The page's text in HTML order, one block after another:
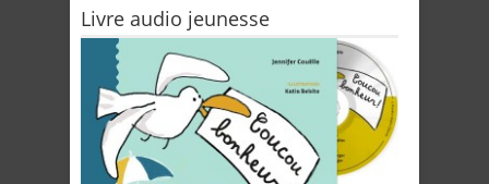
Livre audio jeunesse